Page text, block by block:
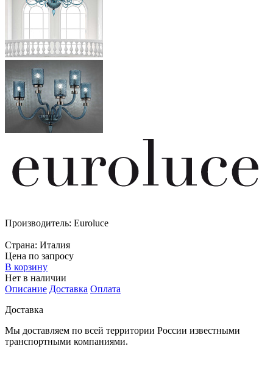
Производитель: Euroluce
Страна: Италия
Цена по запросу
В корзину
Нет в наличии
Описание Доставка Оплата
Доставка
Мы доставляем по всей территории России известными
транспортными компаниями.